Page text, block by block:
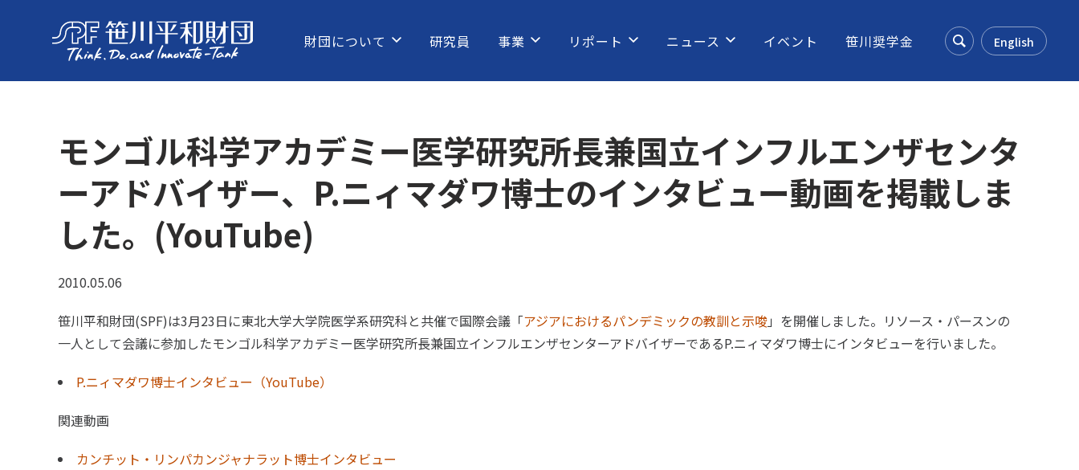
English
財団について 研究員 事業 リポート ニュース イベント 笹川奨学金
モンゴル科学アカデミー医学研究所長兼国立インフルエンザセンタ
ーアドバイザー、P.ニィマダワ博士のインタビュー動画を掲載しま
した。(YouTube)
2010.05.06
笹川平和財団(SPF)は3月23日に東北大学大学院医学系研究科と共催で国際会議「アジアにおけるパンデミックの教訓と示唆」を開催しました。リソース・パースンの
一人として会議に参加したモンゴル科学アカデミー医学研究所長兼国立インフルエンザセンターアドバイザーであるP.ニィマダワ博士にインタビューを行いました。
P.ニィマダワ博士インタビュー（YouTube）
関連動画
カンチット・リンパカンジャナラット博士インタビュー